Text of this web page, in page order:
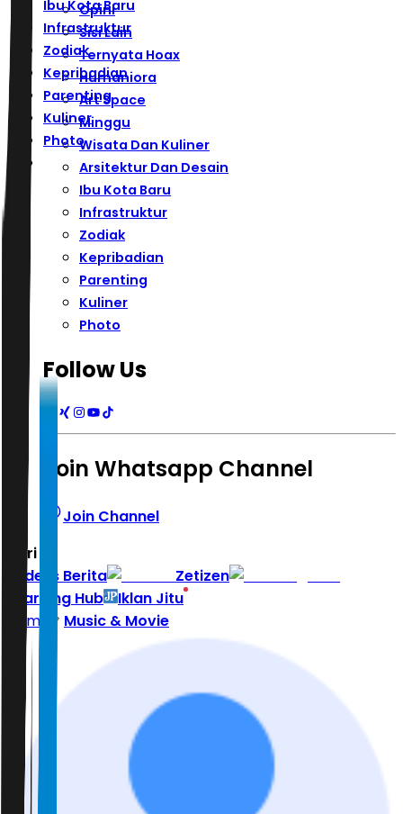
Ibu Kota Baru
Infrastruktur
Zodiak
Kepribadian
Parenting
Kuliner
Photo
Opini
Sisi Lain
Ternyata Hoax
Humaniora
Art Space
Minggu
Wisata Dan Kuliner
Arsitektur Dan Desain
Ibu Kota Baru
Infrastruktur
Zodiak
Kepribadian
Parenting
Kuliner
Photo
Follow Us
Join Whatsapp Channel
Join Channel
Hari ini
Indeks Berita
Zetizen
Learning Hub
Iklan Jitu
Home
Music & Movie